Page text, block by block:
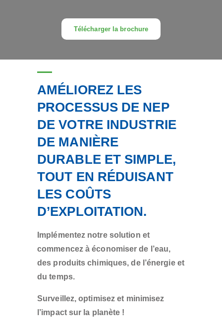
Télécharger la brochure
AMÉLIOREZ LES
PROCESSUS DE NEP
DE VOTRE INDUSTRIE
DE MANIÈRE
DURABLE ET SIMPLE,
TOUT EN RÉDUISANT
LES COÛTS
D’EXPLOITATION.
Implémentez notre solution et
commencez à économiser de l’eau,
des produits chimiques, de l’énergie et
du temps.
Surveillez, optimisez et minimisez
l’impact sur la planète !